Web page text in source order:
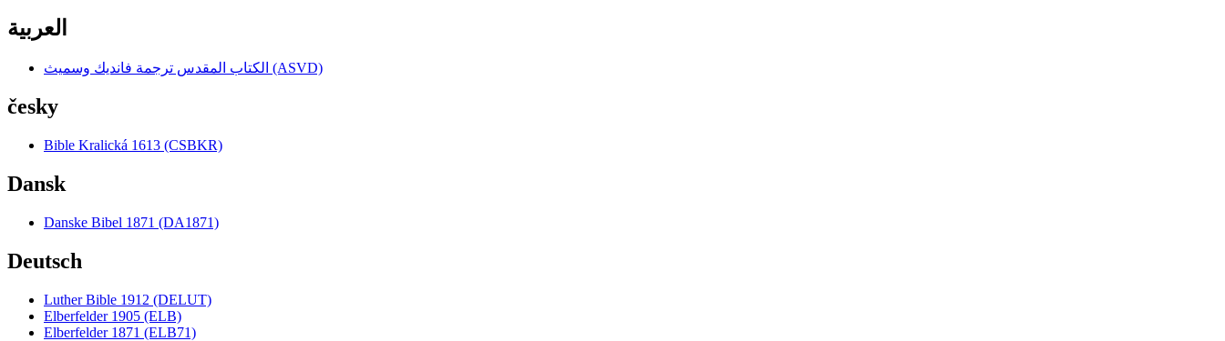
العربية
الكتاب المقدس ترجمة فانديك وسميث (ASVD)
česky
Bible Kralická 1613 (CSBKR)
Dansk
Danske Bibel 1871 (DA1871)
Deutsch
Luther Bible 1912 (DELUT)
Elberfelder 1905 (ELB)
Elberfelder 1871 (ELB71)